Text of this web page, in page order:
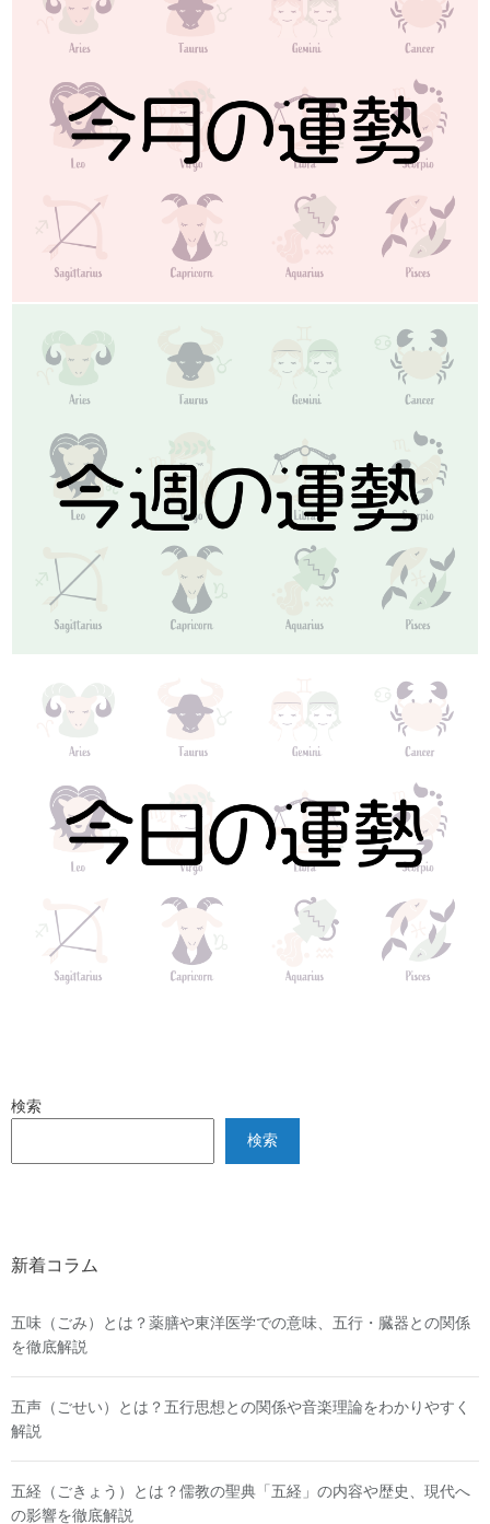
検索
検索
新着コラム
五味（ごみ）とは？薬膳や東洋医学での意味、五行・臓器との関係
を徹底解説
五声（ごせい）とは？五行思想との関係や音楽理論をわかりやすく
解説
五経（ごきょう）とは？儒教の聖典「五経」の内容や歴史、現代へ
の影響を徹底解説